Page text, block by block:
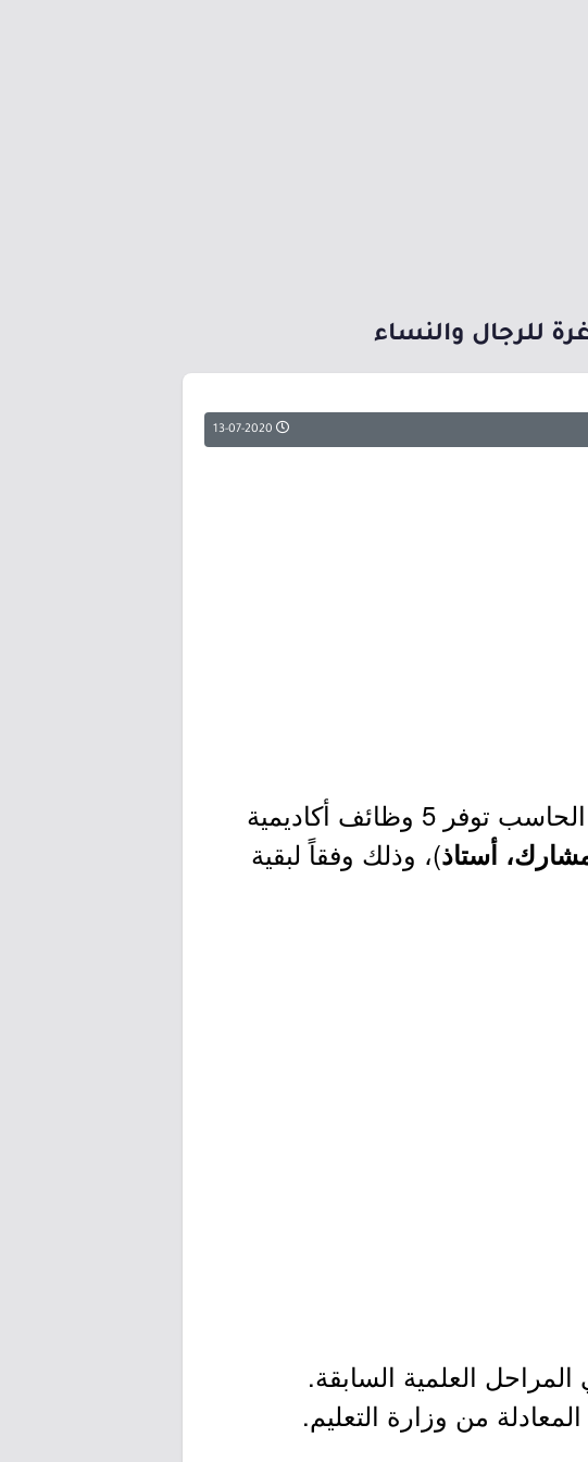
أعلنت جامعة المستقبل بالقصيم مُمثلة في كلية الهندسة وعلوم الحاسب توفر 5 وظائف أكاديمية
أستاذ)، وذلك وفقاً لبقية